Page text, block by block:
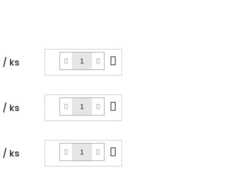
/ ks
košíku
/ ks
košíku
/ ks
košíku